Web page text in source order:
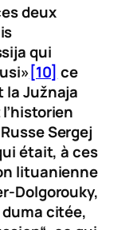
deux
qui
»[10] ce
laJužnaja
Sergej
était, à ces
lituanienne
Dolgorouky,
dumacitée,